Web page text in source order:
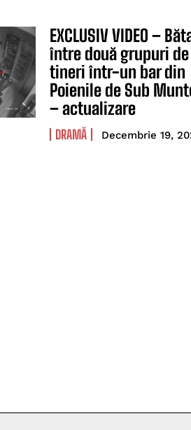
EXCLUSIV VIDEO –
între două grupuri de
tineri într-un bar din
Poienile de Sub
– actualizare
DRAMĂ Decembrie 19,